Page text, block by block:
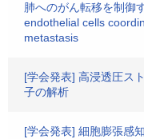
肺へのがん転移を制御
endothelial cells
metastasis
[学会発表] 高浸透圧ス
子の解析
[学会発表] 細胞膨張感